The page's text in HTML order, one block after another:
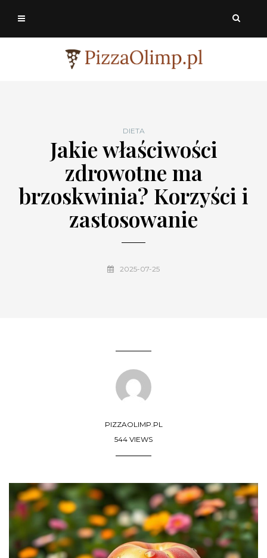
DIETA
Jakie właściwości
zdrowotne ma
brzoskwinia? Korzyści i
zastosowanie
2025-07-25
PIZZAOLIMP.PL
544 VIEWS